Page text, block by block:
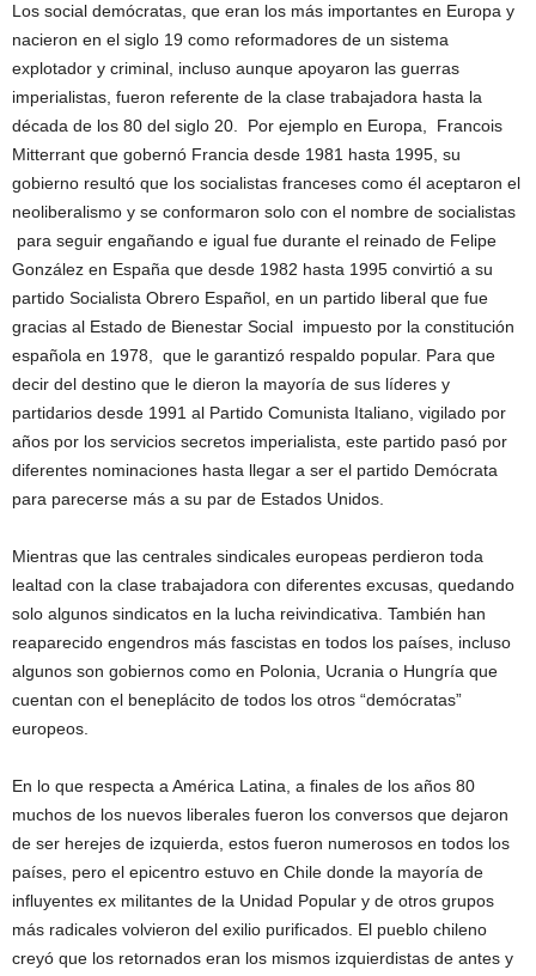
Los social demócratas, que eran los más importantes en Europa y
nacieron en el siglo 19 como reformadores de un sistema
explotador y criminal, incluso aunque apoyaron las guerras
imperialistas, fueron referente de la clase trabajadora hasta la
década de los 80 del siglo 20. Por ejemplo en Europa, Francois
Mitterrant que gobernó Francia desde 1981 hasta 1995, su
gobierno resultó que los socialistas franceses como él aceptaron el
neoliberalismo y se conformaron solo con el nombre de socialistas
para seguir engañando e igual fue durante el reinado de Felipe
González en España que desde 1982 hasta 1995 convirtió a su
partido Socialista Obrero Español, en un partido liberal que fue
gracias al Estado de Bienestar Social impuesto por la constitución
española en 1978, que le garantizó respaldo popular. Para que
decir del destino que le dieron la mayoría de sus líderes y
partidarios desde 1991 al Partido Comunista Italiano, vigilado por
años por los servicios secretos imperialista, este partido pasó por
diferentes nominaciones hasta llegar a ser el partido Demócrata
para parecerse más a su par de Estados Unidos.
Mientras que las centrales sindicales europeas perdieron toda
lealtad con la clase trabajadora con diferentes excusas, quedando
solo algunos sindicatos en la lucha reivindicativa. También han
reaparecido engendros más fascistas en todos los países, incluso
algunos son gobiernos como en Polonia, Ucrania o Hungría que
cuentan con el beneplácito de todos los otros “demócratas”
europeos.
En lo que respecta a América Latina, a finales de los años 80
muchos de los nuevos liberales fueron los conversos que dejaron
de ser herejes de izquierda, estos fueron numerosos en todos los
países, pero el epicentro estuvo en Chile donde la mayoría de
influyentes ex militantes de la Unidad Popular y de otros grupos
más radicales volvieron del exilio purificados. El pueblo chileno
creyó que los retornados eran los mismos izquierdistas de antes y